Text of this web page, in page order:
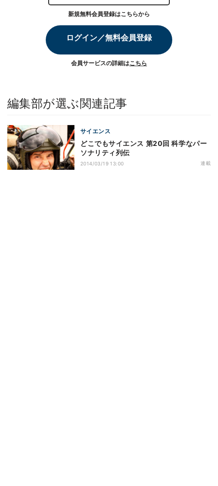
新規無料会員登録はこちらから
ログイン／無料会員登録
会員サービスの詳細はこちら
編集部が選ぶ関連記事
サイエンス
どこでもサイエンス 第20回 科学なパー
ソナリティ列伝
2014/03/19 13:00 連載